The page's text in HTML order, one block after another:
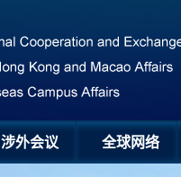
涉外会议 全球网络